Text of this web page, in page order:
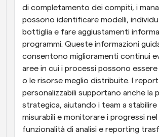
di completamento dei compiti, i
possono identificare modelli,
bottiglia e fare aggiustamenti
programmi. Queste informazioni
consentono miglioramenti continui
aree in cui i processi possono
o le risorse meglio distribuite. I report
personalizzabili supportano anche la
strategica, aiutando i team a
misurabili e monitorare i progressi
funzionalità di analisi e reporting